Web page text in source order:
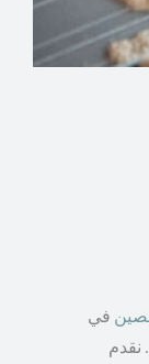
في
نقدم